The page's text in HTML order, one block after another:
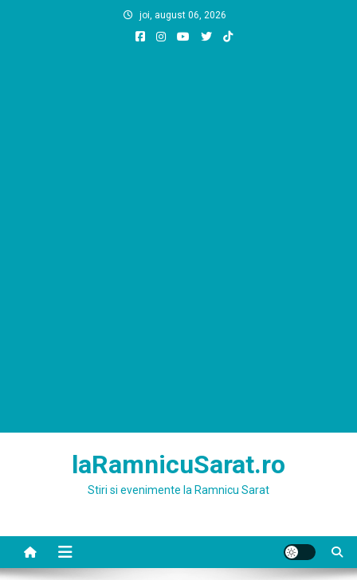
joi, august 06, 2026
laRamnicuSarat.ro
Stiri si evenimente la Ramnicu Sarat